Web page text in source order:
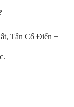
Tân Cổ Điển +